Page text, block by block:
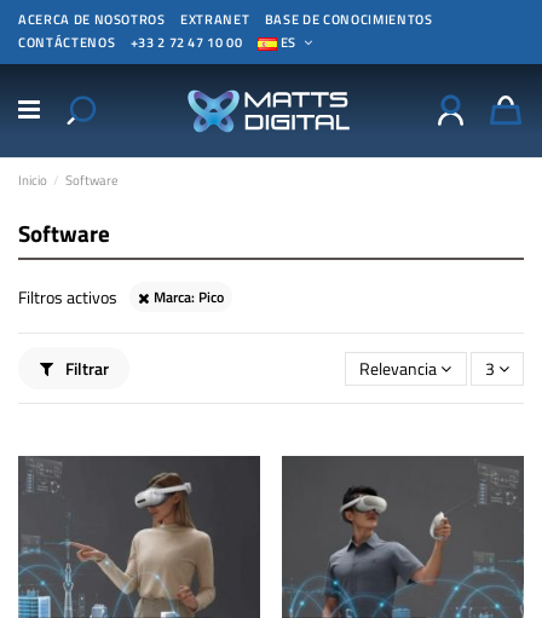
ACERCA DE NOSOTROS EXTRANET
BASE DE CONOCIMIENTOS
CONTÁCTENOS
+33 2 72 47 10 00 ES
Inicio Software
Software
Filtros activos Marca: Pico
Filtrar Relevancia 3